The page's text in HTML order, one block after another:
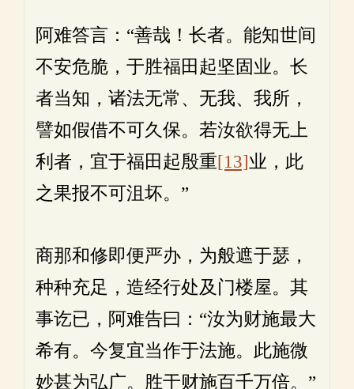
阿难答言：“善哉！长者。能知世间
不安危脆，于胜福田起坚固业。长
者当知，诸法无常、无我、我所，
譬如假借不可久保。若汝欲得无上
利者，宜于福田起殷重[13]业，此
之果报不可沮坏。”
商那和修即便严办，为般遮于瑟，
种种充足，造经行处及门楼屋。其
事讫已，阿难告曰：“汝为财施最大
希有。今复宜当作于法施。此施微
妙甚为弘广。胜于财施百千万倍。”